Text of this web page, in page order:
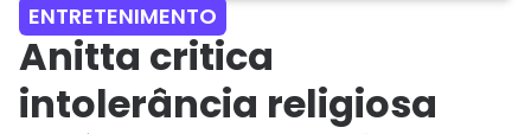
ENTRETENIMENTO
Anitta critica
intolerância religiosa